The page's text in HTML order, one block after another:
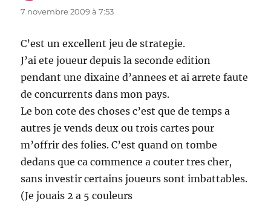
7 novembre 2009 à 7:53
C’est un excellent jeu de strategie.
J’ai ete joueur depuis la seconde edition
pendant une dixaine d’annees et ai arrete faute
de concurrents dans mon pays.
Le bon cote des choses c’est que de temps a
autres je vends deux ou trois cartes pour
m’offrir des folies. C’est quand on tombe
dedans que ca commence a couter tres cher,
sans investir certains joueurs sont imbattables.
(Je jouais 2 a 5 couleurs